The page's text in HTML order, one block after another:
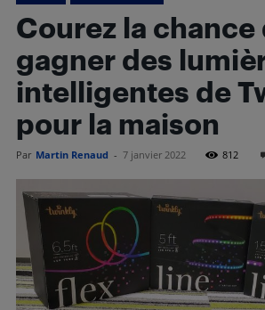
Courez la chance
gagner des
intelligentes de
pour la maison
Par Martin Renaud - 7 janvier 2022 812